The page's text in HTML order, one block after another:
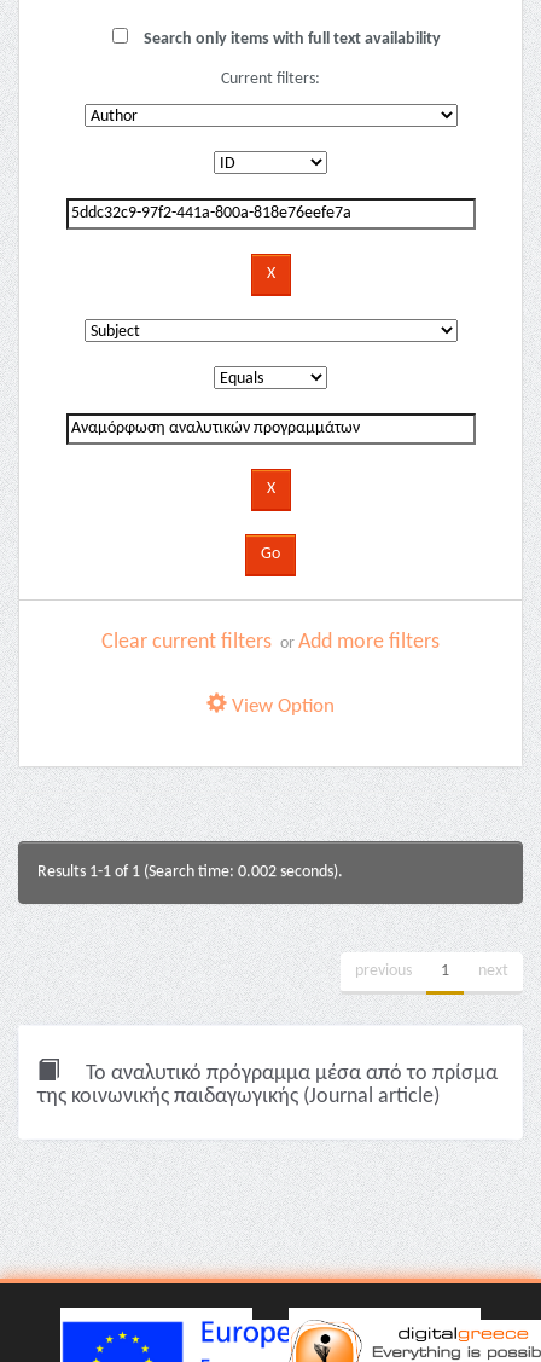
Search only items with full text availability
Current filters:
Clear current filters or Add more filters
View Option
Results 1-1 of 1 (Search time: 0.002 seconds).
previous 1 next
Το αναλυτικό πρόγραμμα μέσα από το πρίσμα
της κοινωνικής παιδαγωγικής (Journal article)